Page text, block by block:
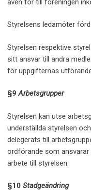
Styrelsens ledamöter
Styrelsen respektive
sitt ansvar till andra
för uppgifternas
§9Arbetsgrupper
Styrelsen kan utse
underställda styrelsen
delegerats till
ordförande som
arbete till styrelsen.
§10 Stadgeändring